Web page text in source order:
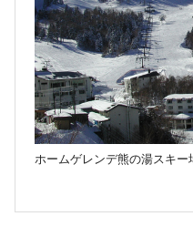
ホームゲレンデ熊の湯スキー